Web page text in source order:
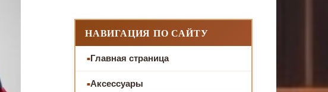
НАВИГАЦИЯ ПО САЙТУ
Главная страница
Аксессуары